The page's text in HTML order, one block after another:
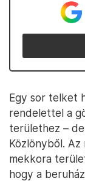
Egy sor telket
rendelettel a
területhez –
Közlönyből.
mekkora
hogy a